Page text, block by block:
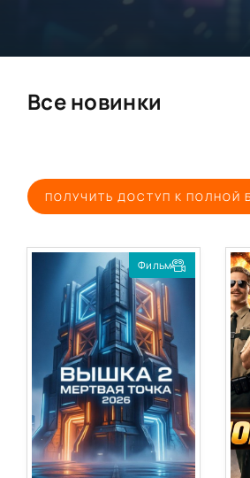
Все новинки
ПОЛУЧИТЬ ДОСТУП К ПОЛНОЙ
Фильм